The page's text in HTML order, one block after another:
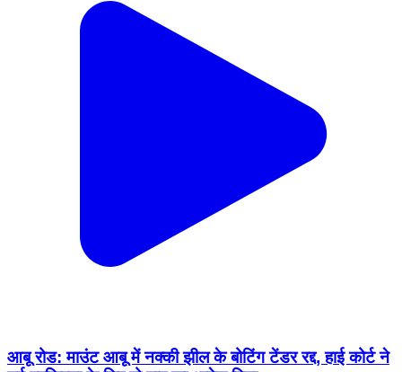
आबू रोड: माउंट आबू में नक्की झील के बोटिंग टेंडर रद्द, हाई कोर्ट ने